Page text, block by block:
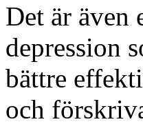
Det är även
depression
bättre
och